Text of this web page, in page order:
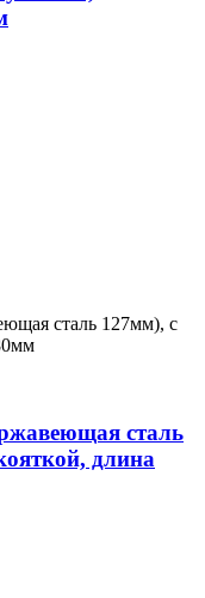
сталь
длина